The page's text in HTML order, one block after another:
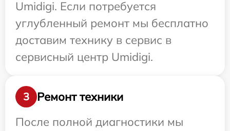
Umidigi. Если потребуется
углубленный ремонт мы бесплатно
доставим технику в сервис в
сервисный центр Umidigi.
3
Ремонт техники
После полной диагностики мы